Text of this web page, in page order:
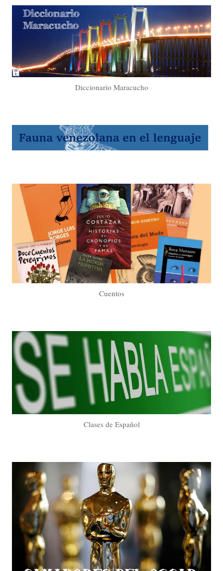
Diccionario Maracucho
Cuentos
Clases de Español